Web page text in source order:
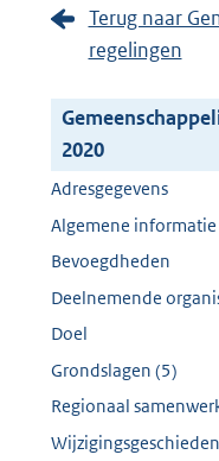
Terug naar
regelingen
2020
Adresgegevens
Algemene informatie
Bevoegdheden
Deelnemende
Doel
Grondslagen (5)
Regionaal